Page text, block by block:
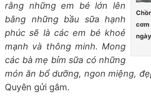
cơm
ngày
rằng những em bé lớn lên
bằng những bầu sữa hạnh
phúc sẽ là các em bé khoẻ
mạnh và thông minh. Mong
các bà mẹ bỉm sữa có những
món ăn bổ dưỡng, ngon miệng,
Quyên gửi gắm.